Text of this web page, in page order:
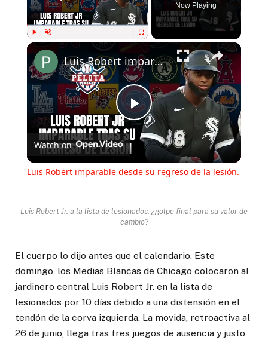
Play
Now Playing
Play
Video
Luis Robert imparable desde su regreso de la lesión.
Watch on
Luis Robert imparable desde su regreso de la lesión.
Luis Robert Jr. a la lista de lesionados: ¿golpe final para su valor de
cambio?
El cuerpo lo dijo antes que el calendario. Este
domingo, los Medias Blancas de Chicago colocaron al
jardinero central Luis Robert Jr. en la lista de
lesionados por 10 días debido a una distensión en el
tendón de la corva izquierda. La movida, retroactiva al
26 de junio, llega tras tres juegos de ausencia y justo